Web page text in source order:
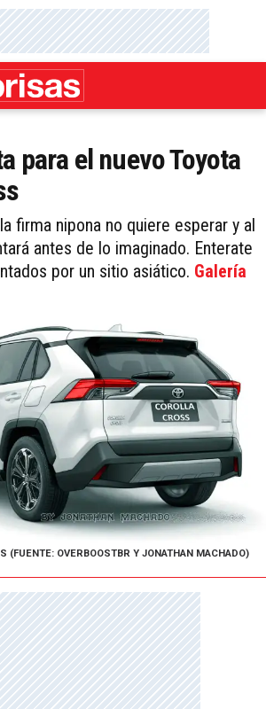
para el nuevo Toyota
firma nipona no quiere esperar y al
antes de lo imaginado. Enterate
por un sitio asiático. Galería
(FUENTE: OVERBOOSTBR Y JONATHAN MACHADO)